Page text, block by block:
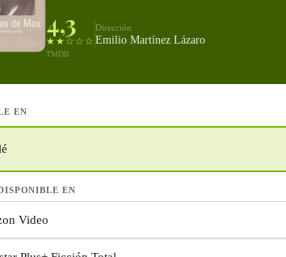
4,3
★★☆☆☆
TMDB
Dirección
Emilio Martínez Lázaro
EN
EN
Video